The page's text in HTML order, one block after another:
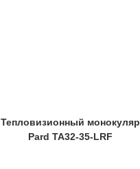
Тепловизионный монокуляр
Pard TA32-35-LRF